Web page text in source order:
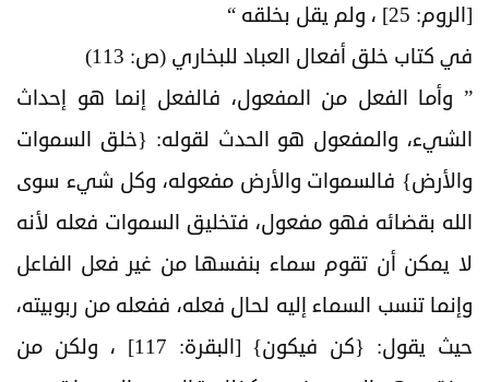
[الروم: 25] ، ولم يقل بخلقه “
في كتاب خلق أفعال العباد للبخاري (ص: 113)
” وأما الفعل من المفعول، فالفعل إنما هو إحداث
الشيء، والمفعول هو الحدث لقوله: {خلق السموات
والأرض} فالسموات والأرض مفعوله، وكل شيء سوى
الله بقضائه فهو مفعول، فتخليق السموات فعله لأنه
لا يمكن أن تقوم سماء بنفسها من غير فعل الفاعل
وإنما تنسب السماء إليه لحال فعله، ففعله من ربوبيته،
حيث يقول: {كن فيكون} [البقرة: 117] ، ولكن من